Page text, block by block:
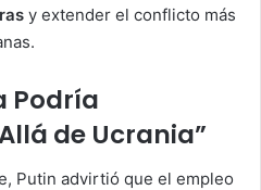
y extender el conflicto más
Podría
de Ucrania”
Putin advirtió que el empleo